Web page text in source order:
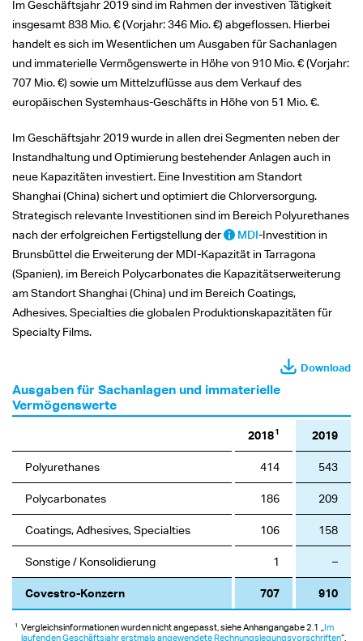
Im Geschäftsjahr 2019 sind im Rahmen der investiven Tätigkeit
insgesamt838 Mio. €(Vorjahr:346 Mio. €) abgeflossen. Hierbei
handelt es sich im Wesentlichen um Ausgaben für Sachanlagen
und immaterielle Vermögenswerte in Höhe von910 Mio. €(Vorjahr:
707 Mio. €) sowie um Mittelzuflüsse aus dem Verkauf des
europäischen Systemhaus-Geschäfts in Höhe von 51 Mio. €.
Im Geschäftsjahr 2019 wurde in allen drei Segmenten neben der
Instandhaltung und Optimierung bestehender Anlagen auch in
neue Kapazitäten investiert. Eine Investition am Standort
Shanghai (China) sichert und optimiert die Chlorversorgung.
Strategisch relevante Investitionen sind im Bereich Polyurethanes
nach der erfolgreichen Fertigstellung der
MDI-Investition in
Brunsbüttel die Erweiterung der MDI-Kapazität in Tarragona
(Spanien), im Bereich Polycarbonates die Kapazitätserweiterung
am Standort Shanghai (China) und im Bereich Coatings,
Adhesives, Specialties die globalen Produktionskapazitäten für
Specialty Films.
Download
Ausgaben für Sachanlagen und immaterielle
Vermögenswerte
20181 2019
1 Vergleichsinformationen wurden nicht angepasst, siehe Anhangangabe 2.1 „Im
laufenden Geschäftsjahr erstmals angewendete Rechnungslegungsvorschriften“.
Polyurethanes 414 543
Polycarbonates 186 209
Coatings, Adhesives, Specialties 106 158
Sonstige / Konsolidierung 1 –
Covestro-Konzern 707 910